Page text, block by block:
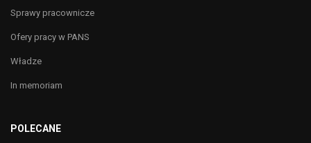
Sprawy pracownicze
Ofery pracy w PANS
Władze
In memoriam
POLECANE